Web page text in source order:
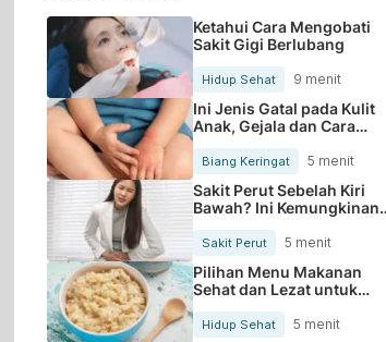
Ketahui Cara Mengobati
Sakit Gigi Berlubang
Hidup Sehat 9 menit
Ini Jenis Gatal pada Kulit
Anak, Gejala dan Cara
Mengobatinya
Biang Keringat 5 menit
Sakit Perut Sebelah Kiri
Bawah? Ini Kemungkinan
Sakit Perut 5 menit
Pilihan Menu Makanan
Sehat dan Lezat untuk
Mengurangi Kolesterol
Hidup Sehat 5 menit